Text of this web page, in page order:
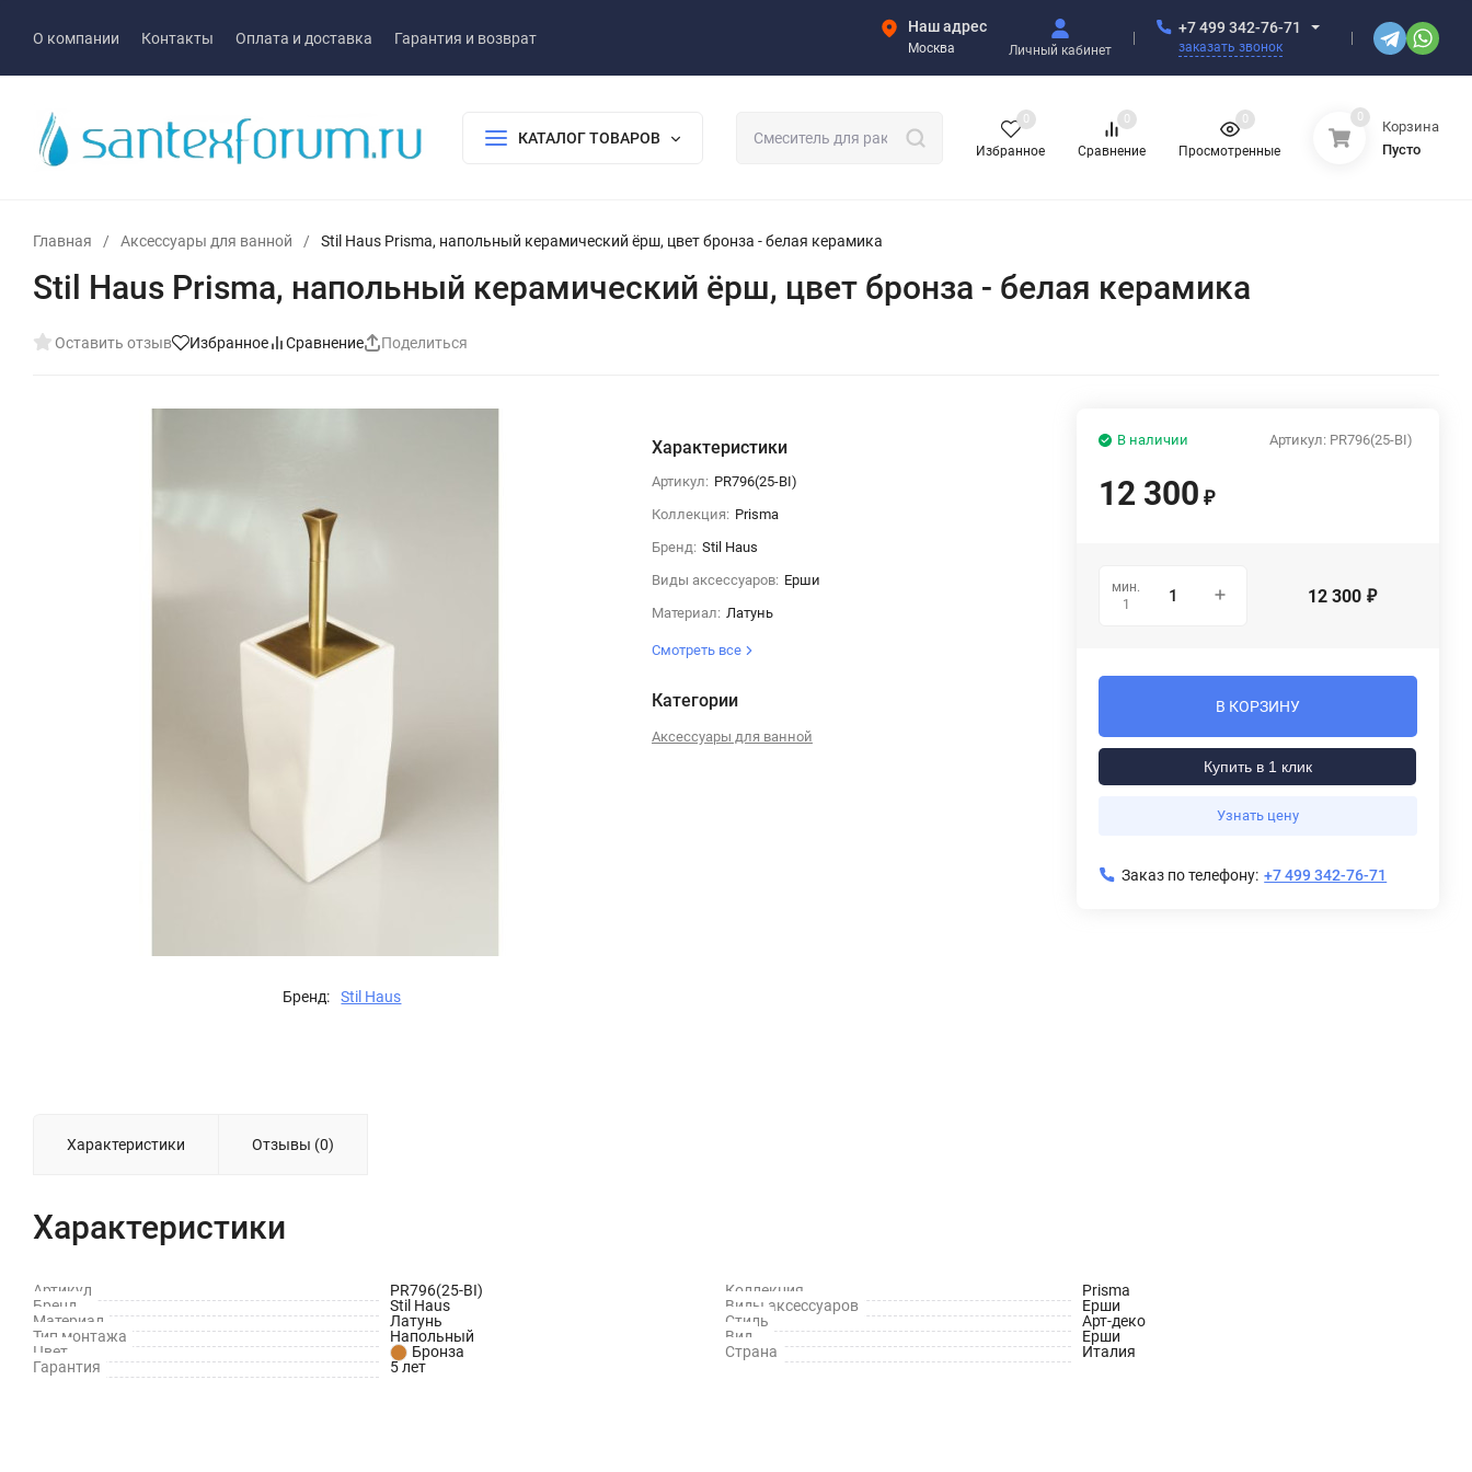
О компании Контакты Оплата и доставка Гарантия и возврат
Наш адрес
Москва Личный кабинет
+7 499 342-76-71
заказать звонок
КАТАЛОГ ТОВАРОВ
Избранное
0
Сравнение
0
Просмотренные
0 0
Корзина
Пусто
Главная / Аксессуары для ванной / Stil Haus Prisma, напольный керамический ёрш, цвет бронза - белая керамика
Stil Haus Prisma, напольный керамический ёрш, цвет бронза - белая керамика
Оставить отзыв Избранное Сравнение Поделиться
Бренд: Stil Haus
Характеристики
Артикул: PR796(25-BI)
Коллекция: Prisma
Бренд: Stil Haus
Виды аксессуаров: Ерши
Материал: Латунь
Смотреть все
Категории
Аксессуары для ванной
Артикул: PR796(25-BI)
В наличии
12 300 ₽
мин.
1
12 300 ₽
В КОРЗИНУ
Купить в 1 клик
Узнать цену
Заказ по телефону: +7 499 342-76-71
Характеристики Отзывы (0)
Характеристики
Артикул PR796(25-BI) Коллекция
Prisma
Бренд
Stil Haus Виды аксессуаров
Ерши
Материал
Латунь Стиль
Арт-деко
Тип монтажа
Напольный Вид
Ерши
Цвет
Бронза Страна
Италия
Гарантия
5 лет